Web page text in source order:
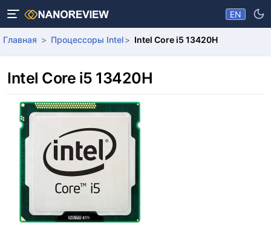
EN
Главная Процессоры Intel Intel Core i5 13420H
Intel Core i5 13420H